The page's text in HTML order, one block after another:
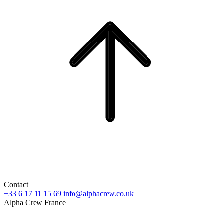
Contact
+33 6 17 11 15 69 info@alphacrew.co.uk
Alpha Crew France